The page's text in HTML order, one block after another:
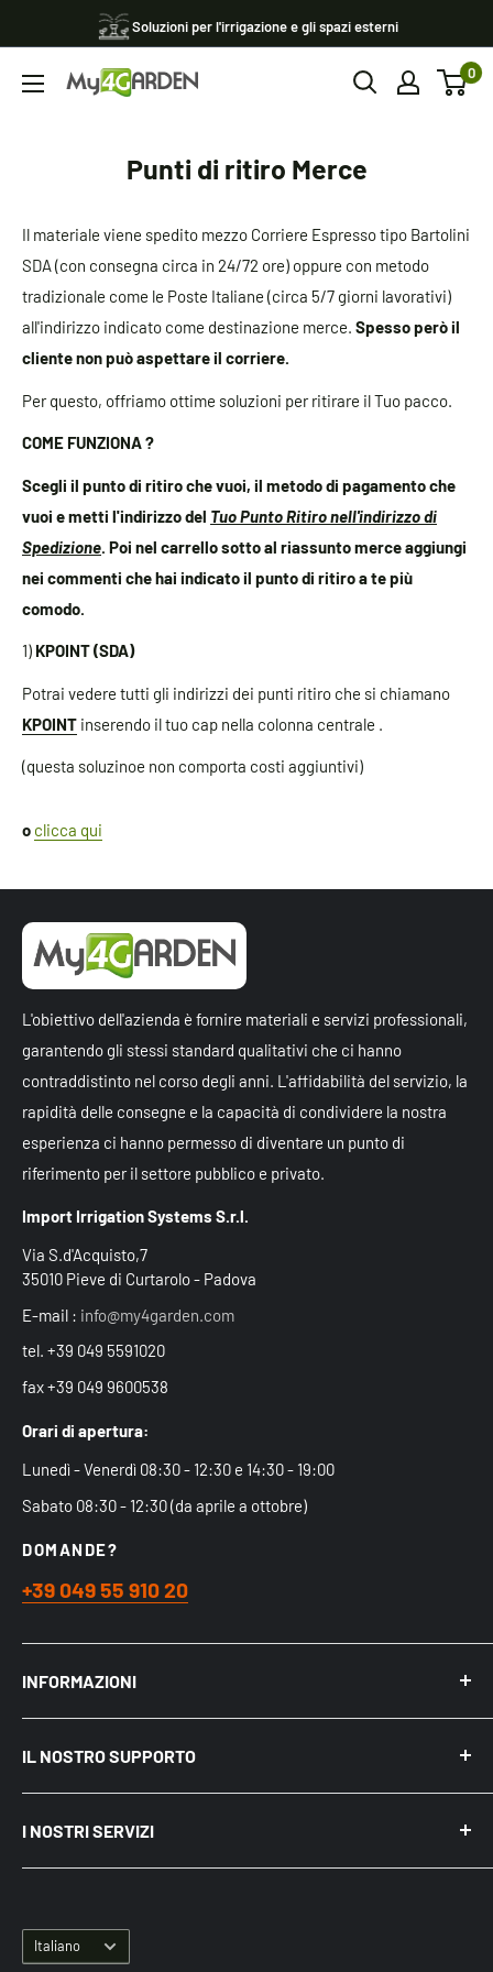
al
contenuto
Soluzioni per l'irrigazione e gli spazi esterni
My4garden 0
Punti di ritiro Merce
Il materiale viene spedito mezzo Corriere Espresso tipo Bartolini
SDA (con consegna circa in 24/72 ore) oppure con metodo
tradizionale come le Poste Italiane (circa 5/7 giorni lavorativi)
all'indirizzo indicato come destinazione merce. Spesso peròil
cliente non può aspettare il corriere.
Per questo, offriamo ottime soluzioni per ritirare il Tuo pacco.
COME FUNZIONA ?
Scegli il punto di ritiro che vuoi, il metodo di pagamento che
vuoi e metti l'indirizzo del Tuo Punto Ritiro nell'indirizzo di
Spedizione . Poi nel carrello sotto al riassunto merce aggiungi
nei commenti che hai indicato il punto di ritiro a te più
comodo.
1) KPOINT(SDA)
Potrai vedere tutti gli indirizzi dei punti ritiro che si chiamano
KPOINT inserendo il tuo cap nella colonna centrale .
(questa soluzinoe non comporta costi aggiuntivi)
o clicca qui
L'obiettivo dell'azienda è fornire materiali e servizi professionali,
garantendo gli stessi standard qualitativi che ci hanno
contraddistinto nel corso degli anni. L'affidabilità del servizio, la
rapidità delle consegne e la capacità di condividere la nostra
esperienza ci hanno permesso di diventare un punto di
riferimento per il settore pubblico e privato.
Import Irrigation Systems S.r.l.
Via S.d'Acquisto,7
35010 Pieve di Curtarolo - Padova
E-mail : info@my4garden.com
tel. +39 049 5591020
fax +39 049 9600538
Orari di apertura:
Lunedì - Venerdì 08:30 - 12:30 e 14:30 - 19:00
Sabato 08:30 - 12:30 (da aprile a ottobre)
DOMANDE?
+39 049 55 910 20
INFORMAZIONI
Chi siamo
Acquistare nel Negozio Fisico
Spedizioni
Politica sulla riservatezza
IL NOSTRO SUPPORTO
Mio Account
Recensioni
Come acquistare
Termini e Condizioni
I NOSTRI SERVIZI
Punti di ritiro Merce
Corsi di formazione sull'irrigazione
Lingua
Italiano